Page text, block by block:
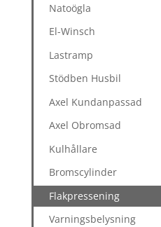
Natoögla
El-Winsch
Lastramp
Stödben Husbil
Axel Kundanpassad
Axel Obromsad
Kulhållare
Bromscylinder
Flakpressening
Varningsbelysning